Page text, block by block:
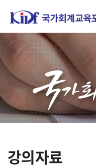
홈페이지가 새롭게
한국조세재정연구
강의자료